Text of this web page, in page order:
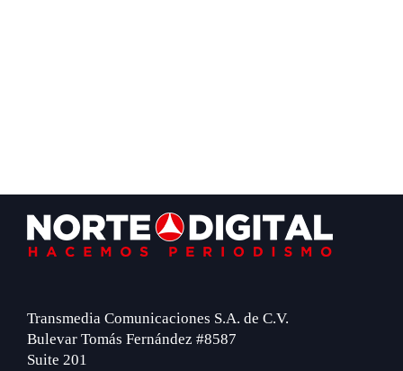
Footer
Transmedia Comunicaciones S.A. de C.V.
Bulevar Tomás Fernández #8587
Suite 201